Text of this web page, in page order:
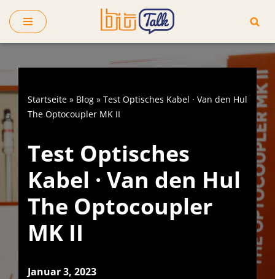
Zum
Startseite » Blog » Test Optisches Kabel · Van den Hul
The Optocoupler MK II
Test Optisches
Kabel · Van den Hul
The Optocoupler
MK II
Januar 3, 2023